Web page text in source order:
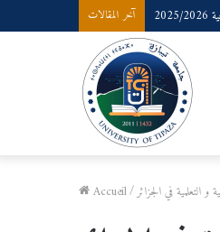
آخر المقالات
Accueil/و التعلمية في الجزائر